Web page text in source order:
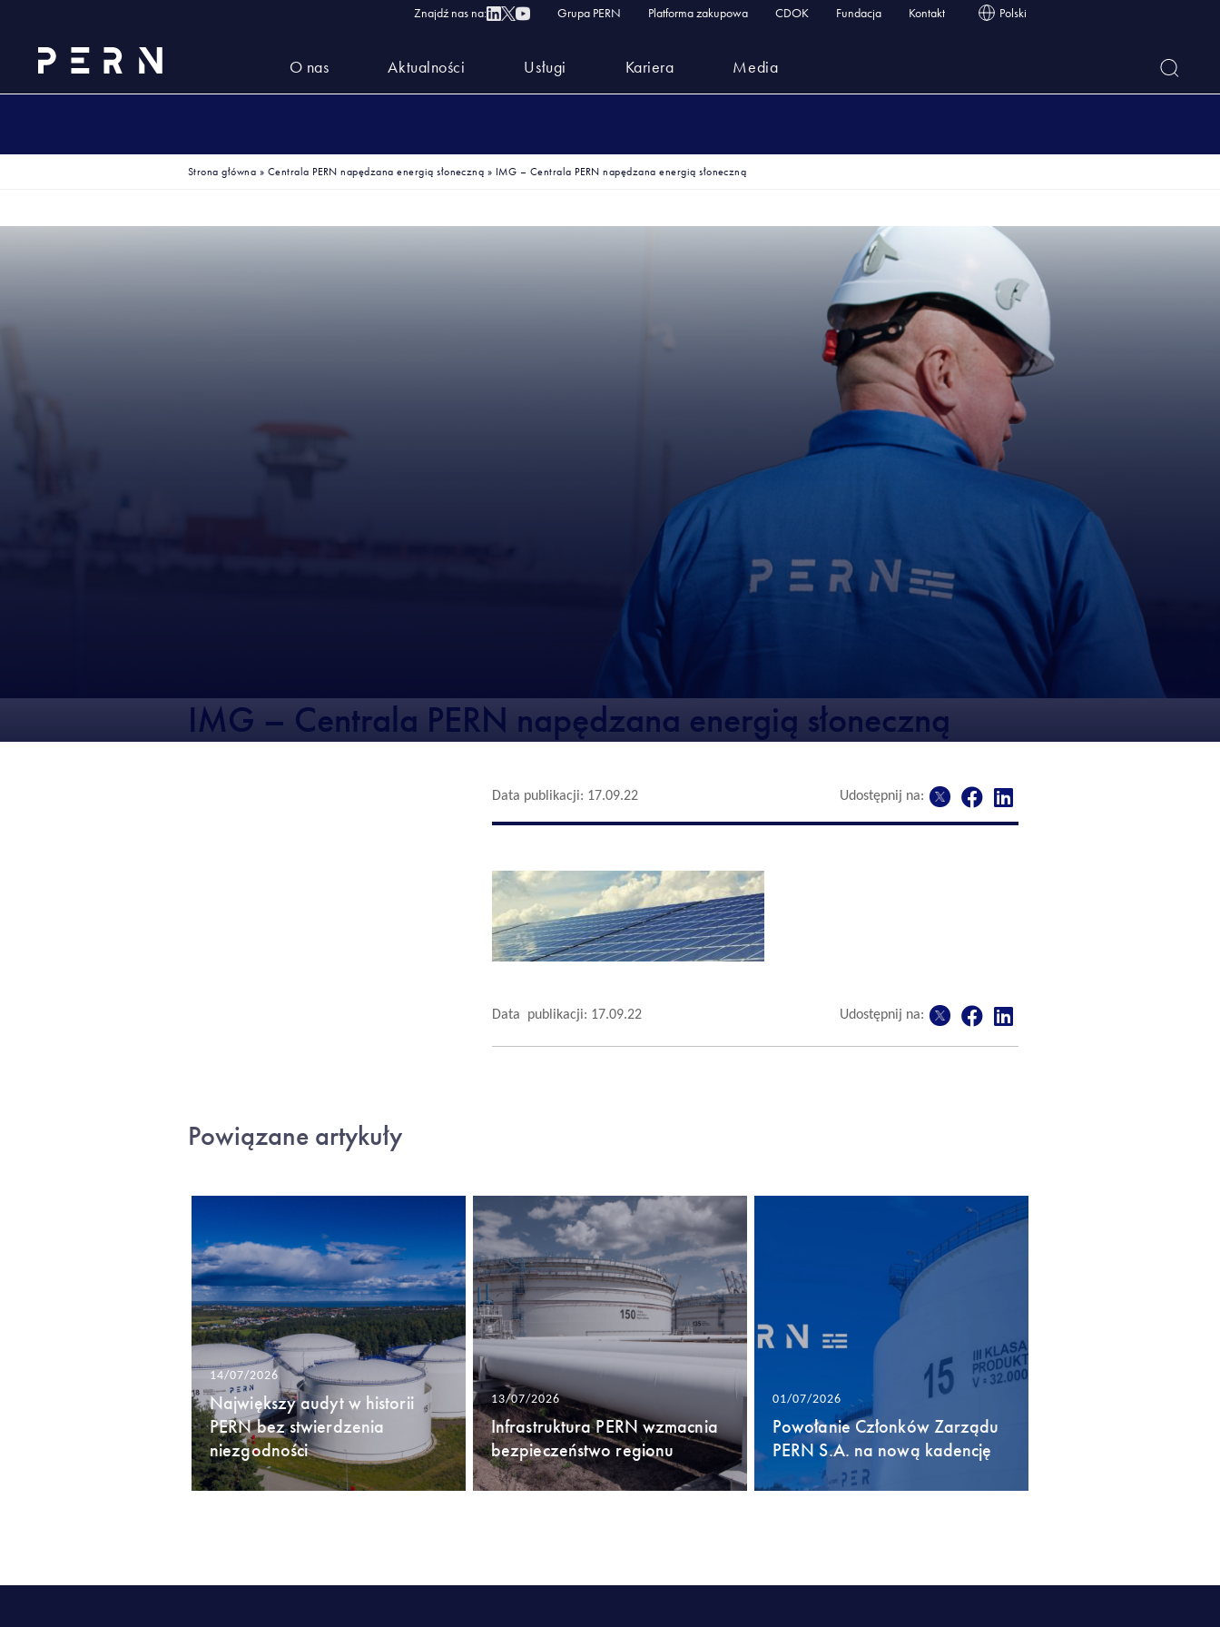
Znajdź nas na: Grupa PERN Platforma zakupowa CDOK Fundacja Kontakt Polski
O nas Aktualności Usługi Kariera Media
Strona główna » Centrala PERN napędzana energią słoneczną » IMG – Centrala PERN napędzana energią słoneczną
IMG – Centrala PERN napędzana energią słoneczną
Data publikacji: 17.09.22 Udostępnij na:
Data publikacji: 17.09.22 Udostępnij na:
Powiązane artykuły
14/07/2026
Największy audyt w historii
PERN bez stwierdzenia
niezgodności
13/07/2026
Infrastruktura PERN wzmacnia
bezpieczeństwo regionu
01/07/2026
Powołanie Członków Zarządu
PERN S.A. na nową kadencję